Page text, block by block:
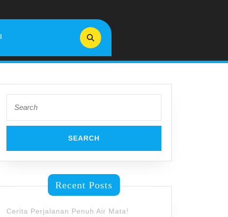
for:
Recent Posts
Cerita Perjalanan Penuh Air Mata!